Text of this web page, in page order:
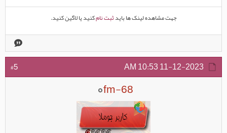
جهت مشاهده لینک ها بایدثبت نامکنید یا لاگین کنید.
11-12-2023
10:53 AM
#5
fm-68